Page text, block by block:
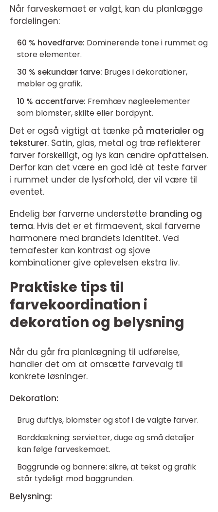
Når farveskemaet er valgt, kan du planlægge
fordelingen:
60 % hovedfarve: Dominerende tone i rummet og
store elementer.
30 % sekundær farve: Bruges i dekorationer,
møbler og grafik.
10 % accentfarve: Fremhæv nøgleelementer
som blomster, skilte eller bordpynt.
Det er også vigtigt at tænke på materialer og
teksturer. Satin, glas, metal og træ reflekterer
farver forskelligt, og lys kan ændre opfattelsen.
Derfor kan det være en god idé at teste farver
i rummet under de lysforhold, der vil være til
eventet.
Endelig bør farverne understøtte branding og
tema. Hvis det er et firmaevent, skal farverne
harmonere med brandets identitet. Ved
temafester kan kontrast og sjove
kombinationer give oplevelsen ekstra liv.
Praktiske tips til
farvekoordination i
dekoration og belysning
Når du går fra planlægning til udførelse,
handler det om at omsætte farvevalg til
konkrete løsninger.
Dekoration:
Brug duftlys, blomster og stof i de valgte farver.
Borddækning: servietter, duge og små detaljer
kan følge farveskemaet.
Baggrunde og bannere: sikre, at tekst og grafik
står tydeligt mod baggrunden.
Belysning: